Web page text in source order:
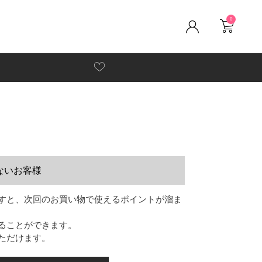
0
いお客様
と、次回のお買い物で使えるポイントが溜ま
ことができます。
だけます。